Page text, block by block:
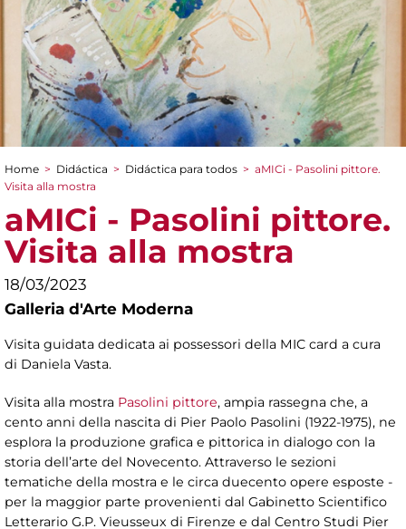
You are here
Home > Didáctica > Didáctica para todos > aMICi - Pasolini pittore.
Visita alla mostra
aMICi - Pasolini pittore.
Visita alla mostra
18/03/2023
Galleria d'Arte Moderna
Visita guidata dedicata ai possessori della MIC card a cura
di Daniela Vasta.
Visita alla mostra Pasolini pittore, ampia rassegna che, a
cento anni della nascita di Pier Paolo Pasolini (1922-1975), ne
esplora la produzione grafica e pittorica in dialogo con la
storia dell’arte del Novecento. Attraverso le sezioni
tematiche della mostra e le circa duecento opere esposte -
per la maggior parte provenienti dal Gabinetto Scientifico
Letterario G.P. Vieusseux di Firenze e dal Centro Studi Pier